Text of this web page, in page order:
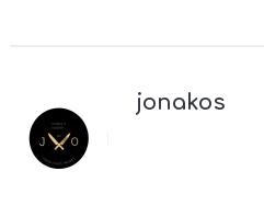
jonakos